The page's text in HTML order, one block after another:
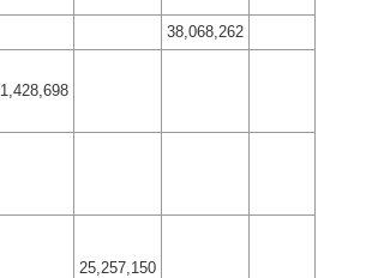
38,068,262
1,428,698
25,257,150